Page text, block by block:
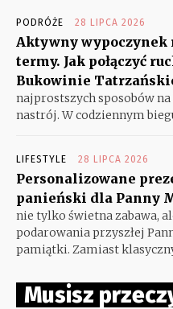
PODRÓŻE 28 LIPCA 2026
Aktywny wypoczynek
termy. Jak połączyć
Bukowinie
najprostszych sposobów
nastrój. W codziennym
LIFESTYLE 28 LIPCA 2026
Personalizowane
panieński dla Panny
nie tylko świetna zabawa,
podarowania przyszłej
pamiątki. Zamiast
Musisz